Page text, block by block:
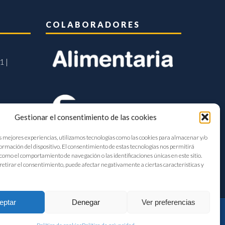
Gestionar el consentimiento de las cookies
mejores experiencias, utilizamos tecnologías como las cookies para almacenar y/o
del dispositivo. El consentimiento de estas tecnologías nos permitirá
el comportamiento de navegación o las identificaciones únicas en este sitio.
el consentimiento, puede afectar negativamente a ciertas características y
Denegar Ver preferencias
|
COLABORADORES